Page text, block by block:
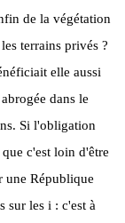
de la végétation
terrains privés ?
elle aussi
dans le
Si l'obliga­tion
c'est loin d'être
une République
sur les i : c'est à